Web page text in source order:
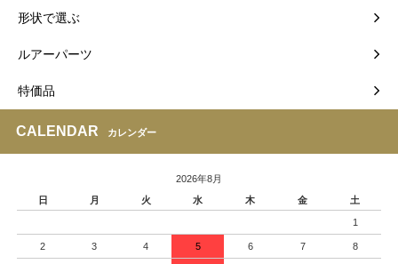
形状で選ぶ
ルアーパーツ
特価品
CALENDAR カレンダー
2026年8月
日
月 火 水 木 金 土
1
2 3 4 5 6 7 8